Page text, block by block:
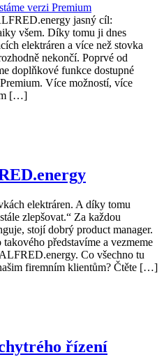
jasný cíl:
všem. Díky tomu ji dnes
elektráren a více než stovka
nekončí. Poprvé od
doplňkové funkce dostupné
Více možností, více
[…]
elektráren. A díky tomu
zlepšovat.“ Za každou
stojí dobrý product manager.
představíme a vezmeme
Co všechno tu
firemním klientům? Čtěte […]
řízení